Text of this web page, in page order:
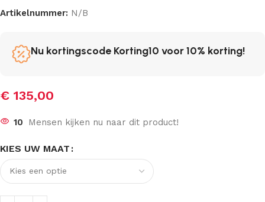
Artikelnummer: N/B
Nu kortingscode Korting10 voor 10% korting!
€ 135,00
10 Mensen kijken nu naar dit product!
KIES UW MAAT